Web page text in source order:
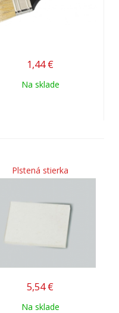
1,44 €
Na sklade
Plstená stierka
5,54 €
Na sklade